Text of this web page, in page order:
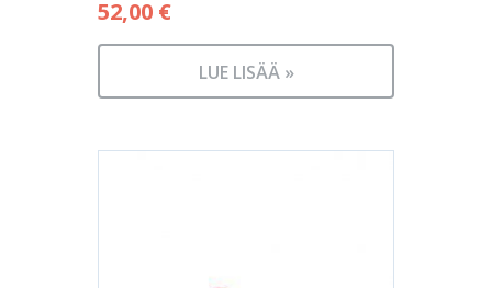
52,00 €
LUE LISÄÄ »